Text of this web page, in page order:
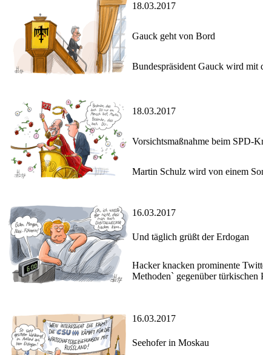
18.03.2017
Gauck geht von Bord
Bundespräsident Gauck wird mit
18.03.2017
Vorsichtsmaßnahme beim SPD-
Martin Schulz wird von einem
16.03.2017
Und täglich grüßt der Erdogan
Hacker knacken prominente
Methoden` gegenüber türkischen
16.03.2017
Seehofer in Moskau